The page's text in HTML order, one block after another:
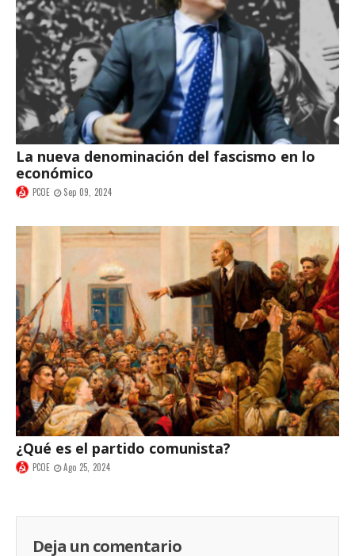
La nueva denominación del fascismo en lo
económico
PCOE Sep 09, 2024
¿Qué es el partido comunista?
PCOE Ago 25, 2024
Deja un comentario